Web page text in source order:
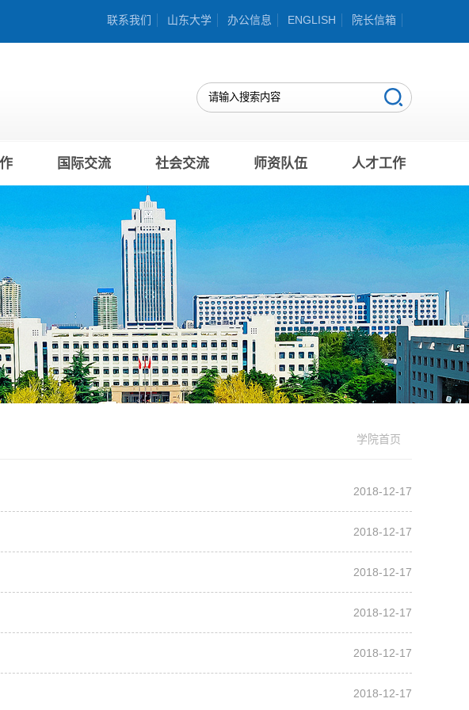
联系我们 山东大学 办公信息 ENGLISH 院长信箱
国际交流 社会交流 师资队伍 人才工作
学院首页
2018-12-17
2018-12-17
2018-12-17
2018-12-17
2018-12-17
2018-12-17